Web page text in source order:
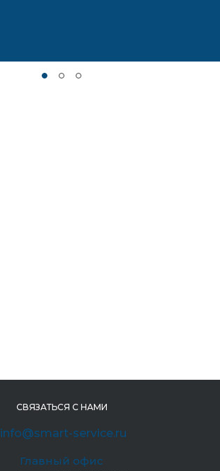
СВЯЗАТЬСЯ С НАМИ
info@smart-service.ru
Главный офис